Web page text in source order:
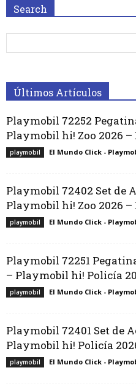
Search
Últimos Artículos
Playmobil 72252
Playmobil hi! Zoo 2026 –
playmobil El Mundo Click -
Playmobil 72402 Set de
Playmobil hi! Zoo 2026 –
playmobil El Mundo Click -
Playmobil 72251
– Playmobil hi! Policía
playmobil El Mundo Click -
Playmobil 72401 Set de
Playmobil hi! Policía
playmobil El Mundo Click -